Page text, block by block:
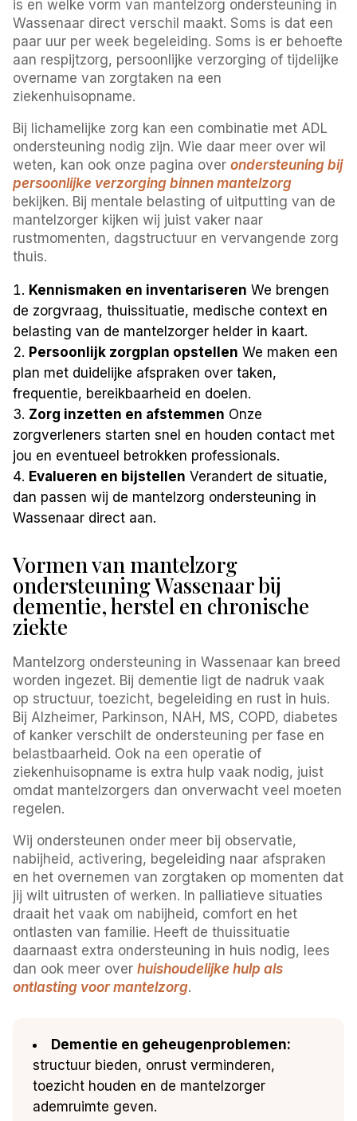
is en welke vorm van mantelzorg ondersteuning in
Wassenaar direct verschil maakt. Soms is dat een
paar uur per week begeleiding. Soms is er behoefte
aan respijtzorg, persoonlijke verzorging of tijdelijke
overname van zorgtaken na een
ziekenhuisopname.
Bij lichamelijke zorg kan een combinatie met ADL
ondersteuning nodig zijn. Wie daar meer over wil
weten, kan ook onze pagina overondersteuning bij
persoonlijke verzorging binnen mantelzorg
bekijken. Bij mentale belasting of uitputting van de
mantelzorger kijken wij juist vaker naar
rustmomenten, dagstructuur en vervangende zorg
thuis.
Kennismaken en inventariseren We brengen
de zorgvraag, thuissituatie, medische context en
belasting van de mantelzorger helder in kaart.
Persoonlijk zorgplan opstellen We maken een
plan met duidelijke afspraken over taken,
frequentie, bereikbaarheid en doelen.
Zorg inzetten en afstemmen Onze
zorgverleners starten snel en houden contact met
jou en eventueel betrokken professionals.
Evalueren en bijstellen Verandert de situatie,
dan passen wij de mantelzorg ondersteuning in
Wassenaar direct aan.
Vormen van mantelzorg
ondersteuning Wassenaar bij
dementie, herstel en chronische
ziekte
Mantelzorg ondersteuning in Wassenaar kan breed
worden ingezet. Bij dementie ligt de nadruk vaak
op structuur, toezicht, begeleiding en rust in huis.
Bij Alzheimer, Parkinson, NAH, MS, COPD, diabetes
of kanker verschilt de ondersteuning per fase en
belastbaarheid. Ook na een operatie of
ziekenhuisopname is extra hulp vaak nodig, juist
omdat mantelzorgers dan onverwacht veel moeten
regelen.
Wij ondersteunen onder meer bij observatie,
nabijheid, activering, begeleiding naar afspraken
en het overnemen van zorgtaken op momenten dat
jij wilt uitrusten of werken. In palliatieve situaties
draait het vaak om nabijheid, comfort en het
ontlasten van familie. Heeft de thuissituatie
daarnaast extra ondersteuning in huis nodig, lees
dan ook meer overhuishoudelijke hulp als
ontlasting voor mantelzorg.
Dementie en geheugenproblemen:
structuur bieden, onrust verminderen,
toezicht houden en de mantelzorger
ademruimte geven.